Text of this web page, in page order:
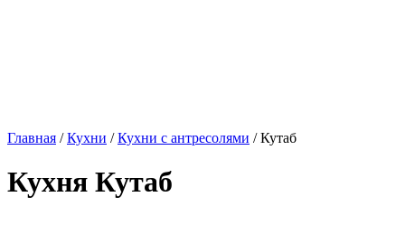
Главная /Кухни /Кухни с антресолями / Кутаб
Кухня Кутаб